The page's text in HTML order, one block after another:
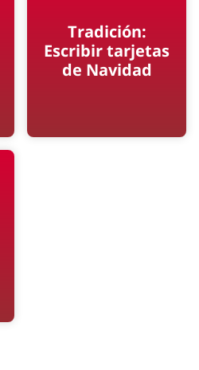
Tradición:
Escribir tarjetas
de Navidad